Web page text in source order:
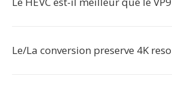
Le/La conversion preserve 4K